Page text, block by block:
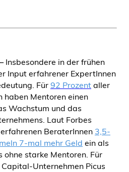
– Insbesondere in der frühen
Input erfahrener ExpertInnen
Für 92 Prozent aller
haben Mentoren einen
Wachstum und das
Laut Forbes
BeraterInnen 3,5-
7-mal mehr Geld ein als
starke Mentoren. Für
Unternehmen Picus